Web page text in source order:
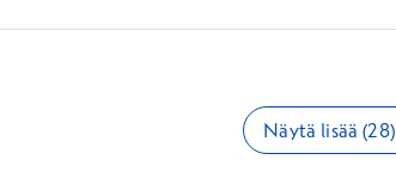
Näytä lisää (28)